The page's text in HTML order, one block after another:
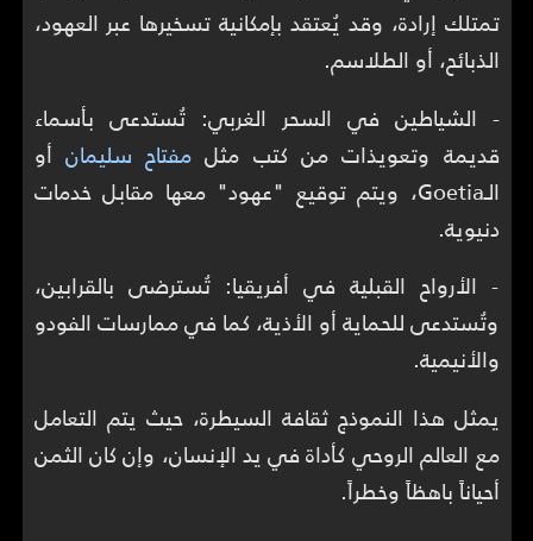
تمتلك إرادة، وقد يُعتقد بإمكانية تسخيرها عبر العهود،
الذبائح، أو الطلاسم.
- الشياطين في السحر الغربي: تُستدعى بأسماء
قديمة وتعويذات من كتب مثلمفتاح سليمان أو
الـGoetia، ويتم توقيع "عهود" معها مقابل خدمات
دنيوية.
- الأرواح القبلية في أفريقيا: تُسترضى بالقرابين،
وتُستدعى للحماية أو الأذية، كما في ممارسات الفودو
والأنيمية.
يمثل هذا النموذج ثقافة السيطرة، حيث يتم التعامل
مع العالم الروحي كأداة في يد الإنسان، وإن كان الثمن
أحياناً باهظاً وخطراً.